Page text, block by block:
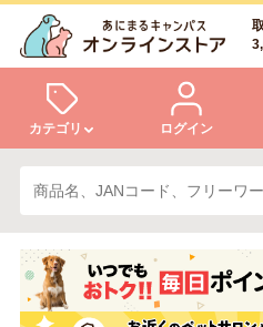
カテゴリ
犬
小動物・鳥
ログイン
ログイン
会員登録